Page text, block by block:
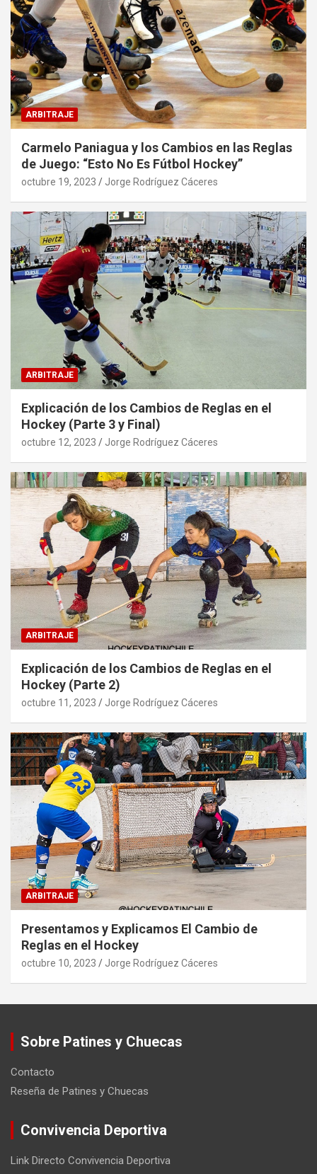
ARBITRAJE
Carmelo Paniagua y los Cambios en las Reglas
de Juego: “Esto No Es Fútbol Hockey”
octubre 19, 2023 Jorge Rodríguez Cáceres
ARBITRAJE
Explicación de los Cambios de Reglas en el
Hockey (Parte 3 y Final)
octubre 12, 2023 Jorge Rodríguez Cáceres
ARBITRAJE
Explicación de los Cambios de Reglas en el
Hockey (Parte 2)
octubre 11, 2023 Jorge Rodríguez Cáceres
ARBITRAJE
Presentamos y Explicamos El Cambio de
Reglas en el Hockey
octubre 10, 2023 Jorge Rodríguez Cáceres
Sobre Patines y Chuecas
Contacto
Reseña de Patines y Chuecas
Convivencia Deportiva
Link Directo Convivencia Deportiva